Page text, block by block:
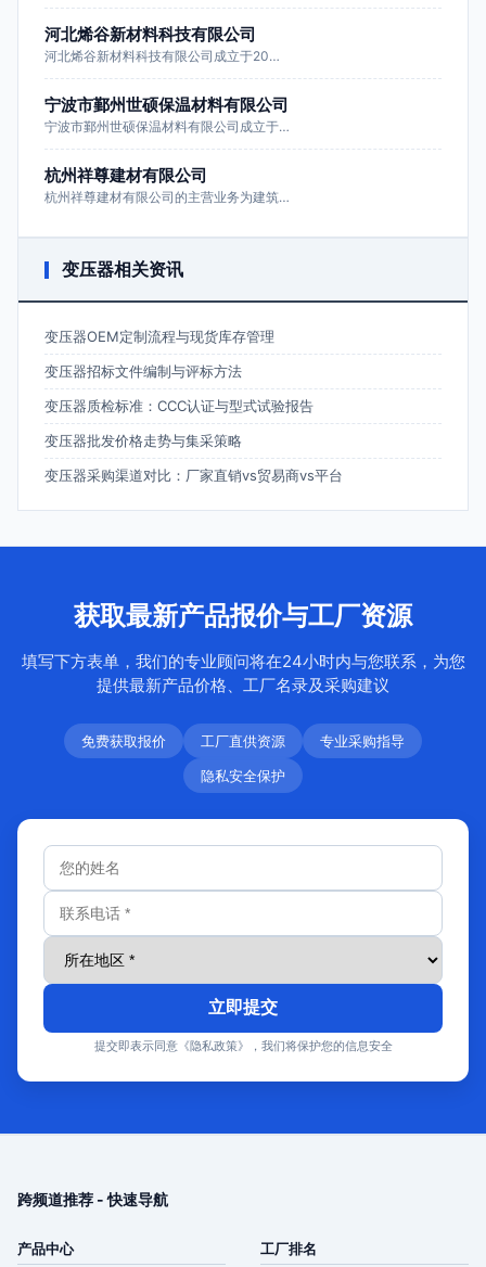
河北烯谷新材料科技有限公司
河北烯谷新材料科技有限公司成立于20…
宁波市鄞州世硕保温材料有限公司
宁波市鄞州世硕保温材料有限公司成立于…
杭州祥尊建材有限公司
杭州祥尊建材有限公司的主营业务为建筑…
变压器相关资讯
变压器OEM定制流程与现货库存管理
变压器招标文件编制与评标方法
变压器质检标准：CCC认证与型式试验报告
变压器批发价格走势与集采策略
变压器采购渠道对比：厂家直销vs贸易商vs平台
获取最新产品报价与工厂资源
填写下方表单，我们的专业顾问将在24小时内与您联系，为您
提供最新产品价格、工厂名录及采购建议
免费获取报价 工厂直供资源
专业采购指导
隐私安全保护
立即提交
提交即表示同意《隐私政策》，我们将保护您的信息安全
跨频道推荐 - 快速导航
产品中心 工厂排名